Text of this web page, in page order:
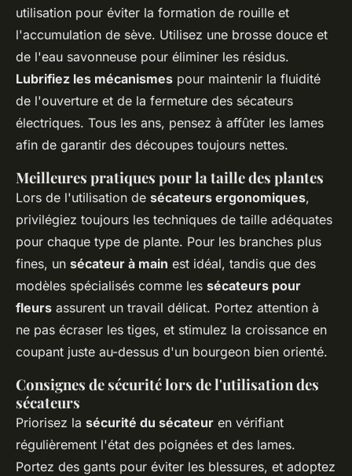
utilisation pour éviter la formation de rouille et
l'accumulation de sève. Utilisez une brosse douce et
de l'eau savonneuse pour éliminer les résidus.
Lubrifiez les mécanismes pour maintenir la fluidité
de l'ouverture et de la fermeture des sécateurs
électriques. Tous les ans, pensez à affûter les lames
afin de garantir des découpes toujours nettes.
Meilleures pratiques pour la taille des plantes
Lors de l'utilisation de sécateurs ergonomiques,
privilégiez toujours les techniques de taille adéquates
pour chaque type de plante. Pour les branches plus
fines, un sécateur à main est idéal, tandis que des
modèles spécialisés comme les sécateurs pour
fleurs assurent un travail délicat. Portez attention à
ne pas écraser les tiges, et stimulez la croissance en
coupant juste au-dessus d'un bourgeon bien orienté.
Consignes de sécurité lors de l'utilisation des
sécateurs
Priorisez la sécurité du sécateur en vérifiant
régulièrement l'état des poignées et des lames.
Portez des gants pour éviter les blessures, et adoptez